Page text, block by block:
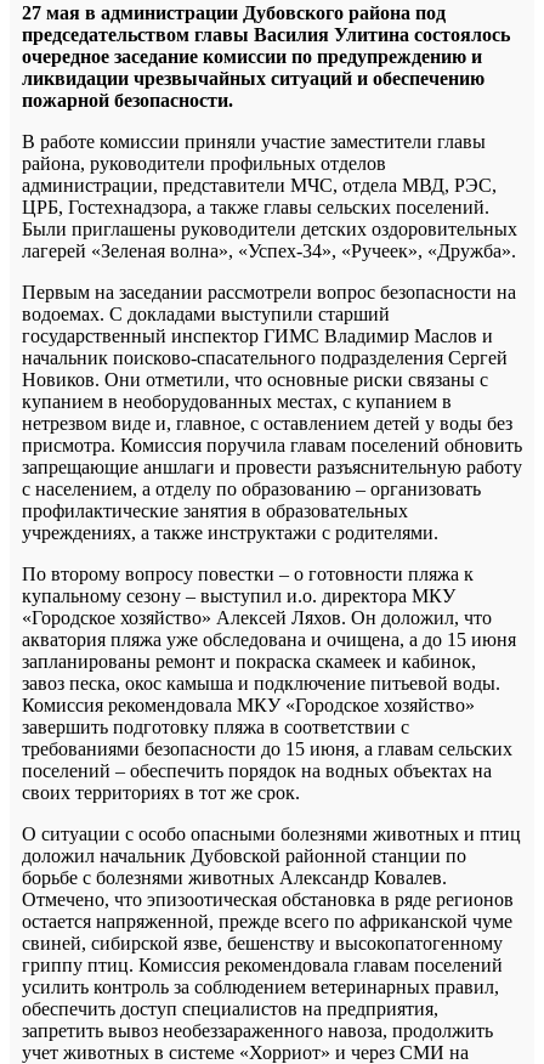
27 мая в администрации Дубовского района под
председательством главы Василия Улитина состоялось
очередное заседание комиссии по предупреждению и
ликвидации чрезвычайных ситуаций и обеспечению
пожарной безопасности.
В работе комиссии приняли участие заместители главы
района, руководители профильных отделов
администрации, представители МЧС, отдела МВД, РЭС,
ЦРБ, Гостехнадзора, а также главы сельских поселений.
Были приглашены руководители детских оздоровительных
лагерей «Зеленая волна», «Успех-34», «Ручеек», «Дружба».
Первым на заседании рассмотрели вопрос безопасности на
водоемах. С докладами выступили старший
государственный инспектор ГИМС Владимир Маслов и
начальник поисково-спасательного подразделения Сергей
Новиков. Они отметили, что основные риски связаны с
купанием в необорудованных местах, с купанием в
нетрезвом виде и, главное, с оставлением детей у воды без
присмотра. Комиссия поручила главам поселений обновить
запрещающие аншлаги и провести разъяснительную работу
с населением, а отделу по образованию – организовать
профилактические занятия в образовательных
учреждениях, а также инструктажи с родителями.
По второму вопросу повестки – о готовности пляжа к
купальному сезону – выступил и.о. директора МКУ
«Городское хозяйство» Алексей Ляхов. Он доложил, что
акватория пляжа уже обследована и очищена, а до 15 июня
запланированы ремонт и покраска скамеек и кабинок,
завоз песка, окос камыша и подключение питьевой воды.
Комиссия рекомендовала МКУ «Городское хозяйство»
завершить подготовку пляжа в соответствии с
требованиями безопасности до 15 июня, а главам сельских
поселений – обеспечить порядок на водных объектах на
своих территориях в тот же срок.
О ситуации с особо опасными болезнями животных и птиц
доложил начальник Дубовской районной станции по
борьбе с болезнями животных Александр Ковалев.
Отмечено, что эпизоотическая обстановка в ряде регионов
остается напряженной, прежде всего по африканской чуме
свиней, сибирской язве, бешенству и высокопатогенному
гриппу птиц. Комиссия рекомендовала главам поселений
усилить контроль за соблюдением ветеринарных правил,
обеспечить доступ специалистов на предприятия,
запретить вывоз необеззараженного навоза, продолжить
учет животных в системе «Хорриот» и через СМИ на